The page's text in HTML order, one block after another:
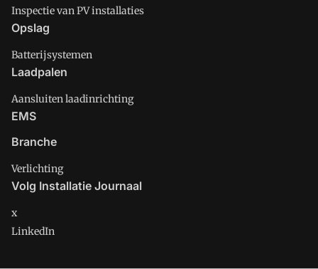
Inspectie van PV installaties
Opslag
Batterijsystemen
Laadpalen
Aansluiten laadinrichting
EMS
Branche
Verlichting
Volg Installatie Journaal
x
LinkedIn